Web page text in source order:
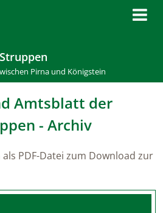
Struppen
Pirna und Königstein
Amtsblatt der
- Archiv
PDF-Datei zum Download zur